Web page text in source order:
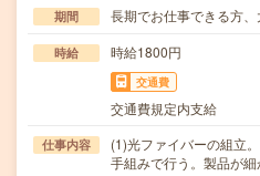
期間 長期でお仕事できる方、
時給 時給1800円
交通費
交通費規定内支給
仕事内容
(1)光ファイバーの組立
手組みで行う。製品が